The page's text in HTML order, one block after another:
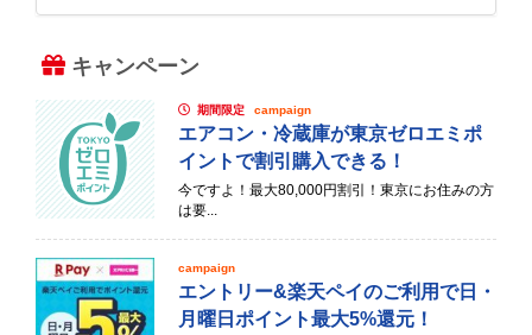
キャンペーン
期間限定 campaign
エアコン・冷蔵庫が東京ゼロエミポ
イントで割引購入できる！
今ですよ！最大80,000円割引！東京にお住みの方
は要...
campaign
エントリー&楽天ペイのご利用で日・
月曜日ポイント最大5%還元！